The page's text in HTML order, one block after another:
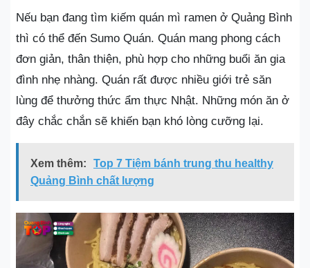
Nếu bạn đang tìm kiếm quán mì ramen ở Quảng Bình
thì có thể đến Sumo Quán. Quán mang phong cách
đơn giản, thân thiện, phù hợp cho những buổi ăn gia
đình nhẹ nhàng. Quán rất được nhiều giới trẻ săn
lùng để thưởng thức ẩm thực Nhật. Những món ăn ở
đây chắc chắn sẽ khiến bạn khó lòng cưỡng lại.
Xem thêm:
Top 7 Tiệm bánh trung thu healthy
Quảng Bình chất lượng